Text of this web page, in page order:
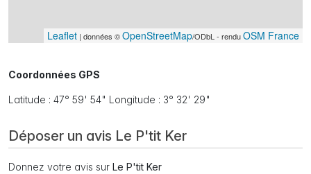
Leaflet | données ©OpenStreetMap/ODbL - renduOSM France
Coordonnées GPS
Latitude : 47° 59' 54" Longitude : 3° 32' 29"
Déposer un avis Le P'tit Ker
Donnez votre avis sur Le P'tit Ker